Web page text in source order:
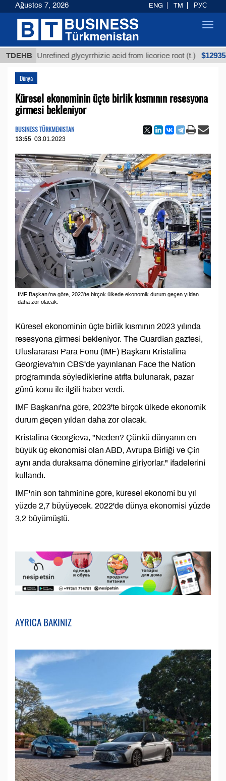
TDEHB
Unrefined glycyrrhizic acid from licorice root (t.) $12935,18
Dünya
Küresel ekonominin üçte birlik kısmının resesyona
girmesi bekleniyor
BUSINESS TÜRKMENISTAN
13:55 03.01.2023
IMF Başkanı'na göre, 2023'te birçok ülkede ekonomik durum geçen yıldan
daha zor olacak.
Küresel ekonominin üçte birlik kısmının 2023 yılında
resesyona girmesi bekleniyor. The Guardian gaztesi,
Uluslararası Para Fonu (IMF) Başkanı Kristalina
Georgieva'nın CBS'de yayınlanan Face the Nation
programında söylediklerine atıfta bulunarak, pazar
günü konu ile ilgili haber verdi.
IMF Başkanı'na göre, 2023'te birçok ülkede ekonomik
durum geçen yıldan daha zor olacak.
Kristalina Georgieva, "Neden? Çünkü dünyanın en
büyük üç ekonomisi olan ABD, Avrupa Birliği ve Çin
aynı anda duraksama dönemine giriyorlar." ifadelerini
kullandı.
IMF'nin son tahminine göre, küresel ekonomi bu yıl
yüzde 2,7 büyüyecek. 2022'de dünya ekonomisi yüzde
3,2 büyümüştü.
AYRICA BAKINIZ
Ağustos 7, 2026 ENG TM РУС